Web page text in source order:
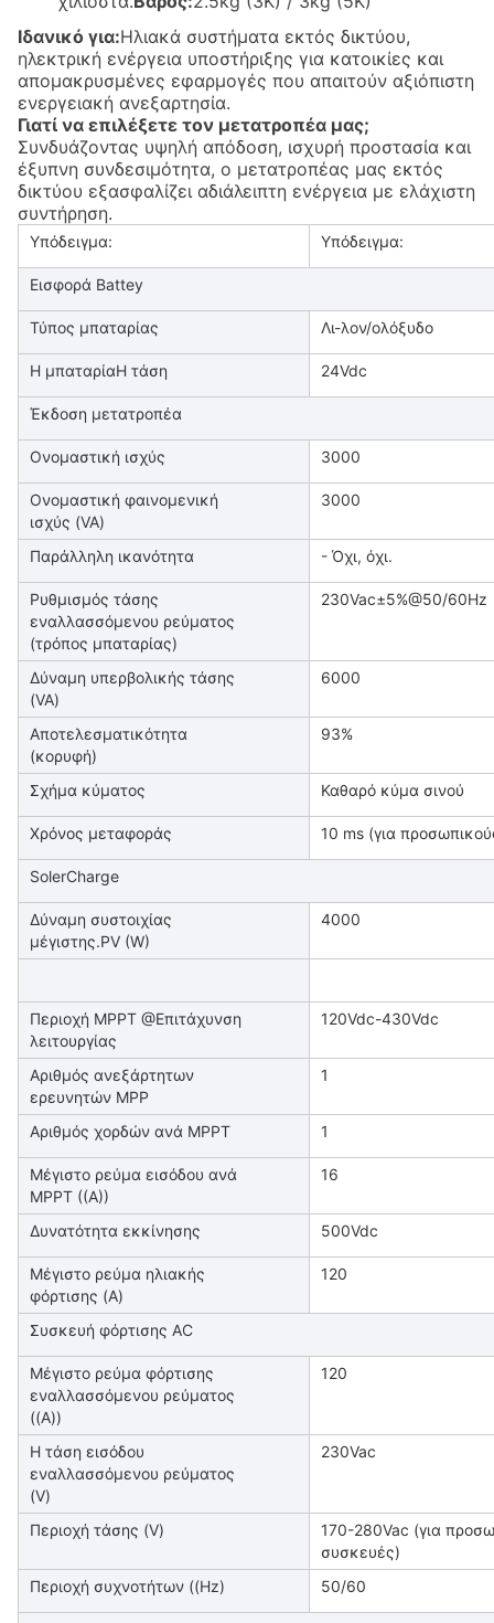
Ιδανικό για:Ηλιακά συστήματα εκτός δικτύου,
ηλεκτρική ενέργεια υποστήριξης για κατοικίες και
απομακρυσμένες εφαρμογές που απαιτούν αξιόπιστη
ενεργειακή ανεξαρτησία.
Γιατί να επιλέξετε τον μετατροπέα μας;
Συνδυάζοντας υψηλή απόδοση, ισχυρή προστασία και
έξυπνη συνδεσιμότητα, ο μετατροπέας μας εκτός
δικτύου εξασφαλίζει αδιάλειπτη ενέργεια με ελάχιστη
συντήρηση.
Υπόδειγμα: Υπόδειγμα:
Εισφορά Battey
Τύπος μπαταρίας Λι-λον/ολόξυδο
Η μπαταρίαΗ τάση 24Vdc
Έκδοση μετατροπέα
Ονομαστική ισχύς 3000
Ονομαστική φαινομενική
ισχύς (VA)
3000
Παράλληλη ικανότητα - Όχι, όχι.
Ρυθμισμός τάσης
εναλλασσόμενου ρεύματος
(τρόπος μπαταρίας)
230Vac±5%@50/60Hz
Δύναμη υπερβολικής τάσης
(VA)
6000
Αποτελεσματικότητα
(κορυφή)
93%
Σχήμα κύματος Καθαρό κύμα σινού
Χρόνος μεταφοράς 10 ms (για
SolerCharge
Δύναμη συστοιχίας
μέγιστης.PV (W)
4000
Περιοχή MPPT @Επιτάχυνση
λειτουργίας
120Vdc-430Vdc
Αριθμός ανεξάρτητων
ερευνητών MPP
1
Αριθμός χορδών ανά MPPT 1
Μέγιστο ρεύμα εισόδου ανά
MPPT ((A))
16
Δυνατότητα εκκίνησης 500Vdc
Μέγιστο ρεύμα ηλιακής
φόρτισης (A)
120
Συσκευή φόρτισης AC
Μέγιστο ρεύμα φόρτισης
εναλλασσόμενου ρεύματος
((A))
120
Η τάση εισόδου
εναλλασσόμενου ρεύματος
(V)
230Vac
Περιοχή τάσης (V)
170-280Vac (για
συσκευές)
Περιοχή συχνοτήτων ((Hz)
50/60